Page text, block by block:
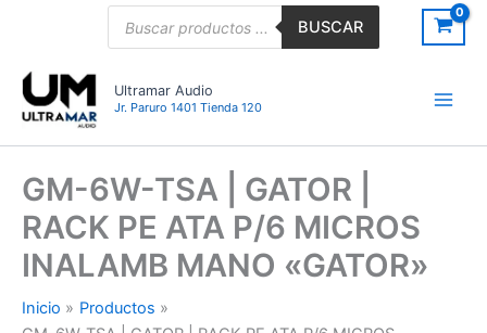
BUSCAR
Ultramar Audio
Jr. Paruro 1401 Tienda 120
GM-6W-TSA | GATOR |
RACK PE ATA P/6 MICROS
INALAMB MANO «GATOR»
Inicio
Productos